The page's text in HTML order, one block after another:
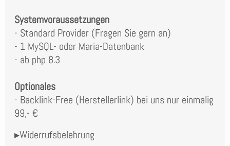
Systemvoraussetzungen
- Standard Provider (Fragen Sie gern an)
- 1 MySQL- oder Maria-Datenbank
- ab php 8.3
Optionales
- Backlink-Free (Herstellerlink) bei uns nur einmalig
99,- €
▸Widerrufsbelehrung